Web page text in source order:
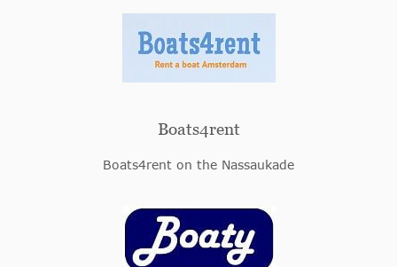
Boats4rent
Boats4rent on the Nassaukade